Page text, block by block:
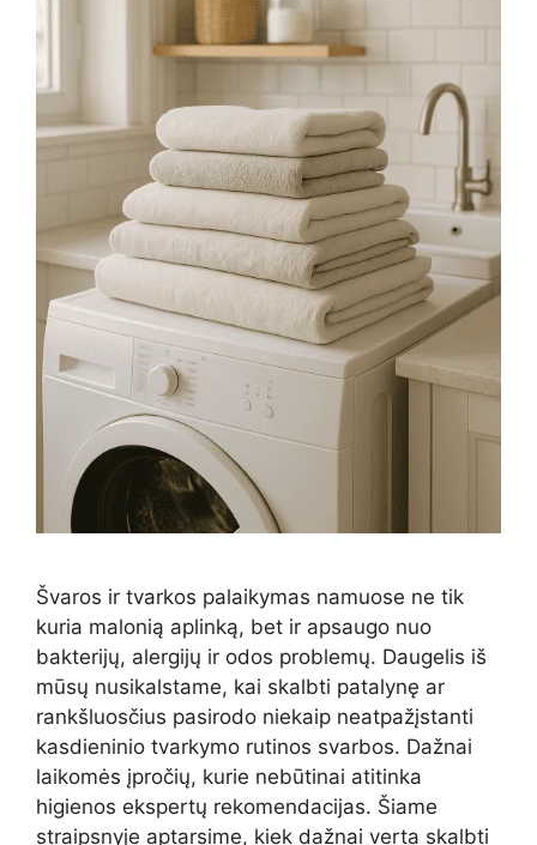
Švaros ir tvarkos palaikymas namuose ne tik
kuria malonią aplinką, bet ir apsaugo nuo
bakterijų, alergijų ir odos problemų. Daugelis iš
mūsų nusikalstame, kai skalbti patalynę ar
rankšluosčius pasirodo niekaip neatpažįstanti
kasdieninio tvarkymo rutinos svarbos. Dažnai
laikomės įpročių, kurie nebūtinai atitinka
higienos ekspertų rekomendacijas. Šiame
straipsnyje aptarsime, kiek dažnai verta skalbti